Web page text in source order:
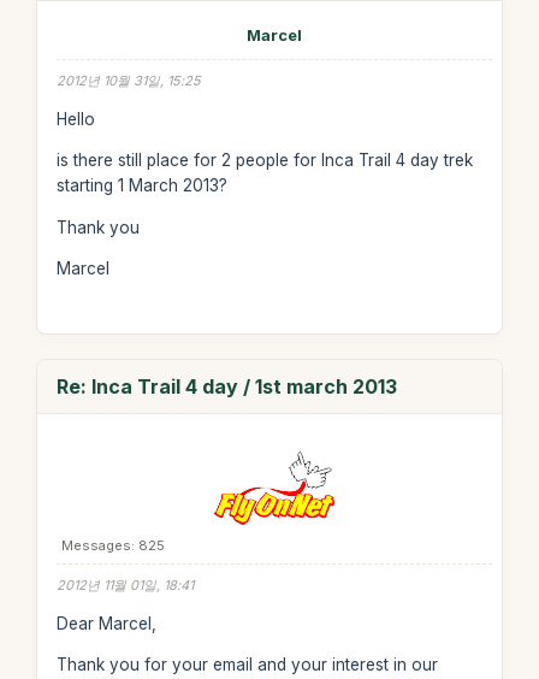
Marcel
2012년 10월 31일, 15:25
Hello
is there still place for 2 people for Inca Trail 4 day trek
starting 1 March 2013?
Thank you
Marcel
Re: Inca Trail 4 day / 1st march 2013
Messages: 825
2012년 11월 01일, 18:41
Dear Marcel,
Thank you for your email and your interest in our